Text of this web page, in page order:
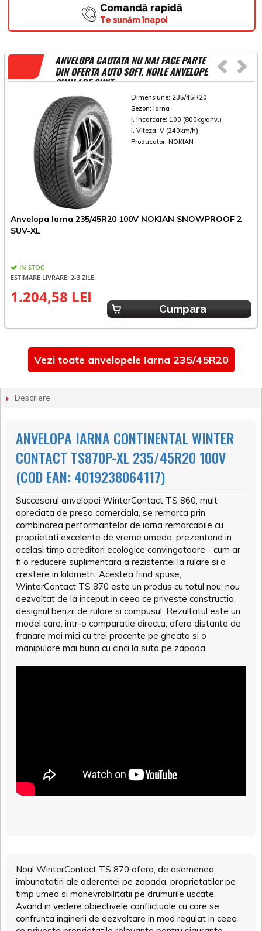
Comandă rapidă
Te sunăm înapoi
ANVELOPA CAUTATA NU MAI FACE PARTE
DIN OFERTA AUTO SOFT. NOILE ANVELOPE
SIMILARE SUNT
Dimensiune: 235/45R20
Sezon: Iarna
I. Incarcare: 100 (800kg/anv.)
I. Viteza: V (240km/h)
Producator: NOKIAN
Anvelopa Iarna 235/45R20 100V NOKIAN SNOWPROOF 2
SUV-XL
IN STOC
ESTIMARE LIVRARE: 2-3 ZILE.
1.204,58 LEI
Cumpara
Vezi toate anvelopele Iarna 235/45R20
Descriere
ANVELOPA IARNA CONTINENTAL WINTER
CONTACT TS870P-XL 235/45R20 100V
(COD EAN: 4019238064117)
Succesorul anvelopei WinterContact TS 860, mult
apreciata de presa comerciala, se remarca prin
combinarea performantelor de iarna remarcabile cu
proprietati excelente de vreme umeda, prezentand in
acelasi timp acreditari ecologice convingatoare - cum ar
fi o reducere suplimentara a rezistentei la rulare si o
crestere in kilometri. Acestea fiind spuse,
WinterContact TS 870 este un produs cu totul nou, nou
dezvoltat de la inceput in ceea ce priveste constructia,
designul benzii de rulare si compusul. Rezultatul este un
model care, intr-o comparatie directa, ofera distante de
franare mai mici cu trei procente pe gheata si o
manipulare mai buna cu cinci la suta pe zapada.
Noul WinterContact TS 870 ofera, de asemenea,
imbunatatiri ale aderentei pe zapada, proprietatilor pe
timp umed si manevrabilitatii pe drumurile uscate.
Avand in vedere obiectivele conflictuale cu care se
confrunta inginerii de dezvoltare in mod regulat in ceea